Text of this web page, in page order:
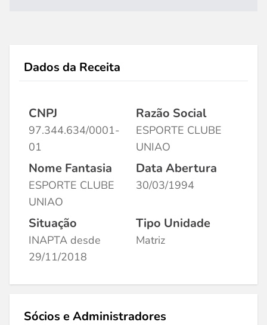
Dados da Receita
CNPJ
97.344.634/0001-
01
Razão Social
ESPORTE CLUBE
UNIAO
Nome Fantasia
ESPORTE CLUBE
UNIAO
Data Abertura
30/03/1994
Situação
INAPTA desde
29/11/2018
Tipo Unidade
Matriz
Sócios e Administradores